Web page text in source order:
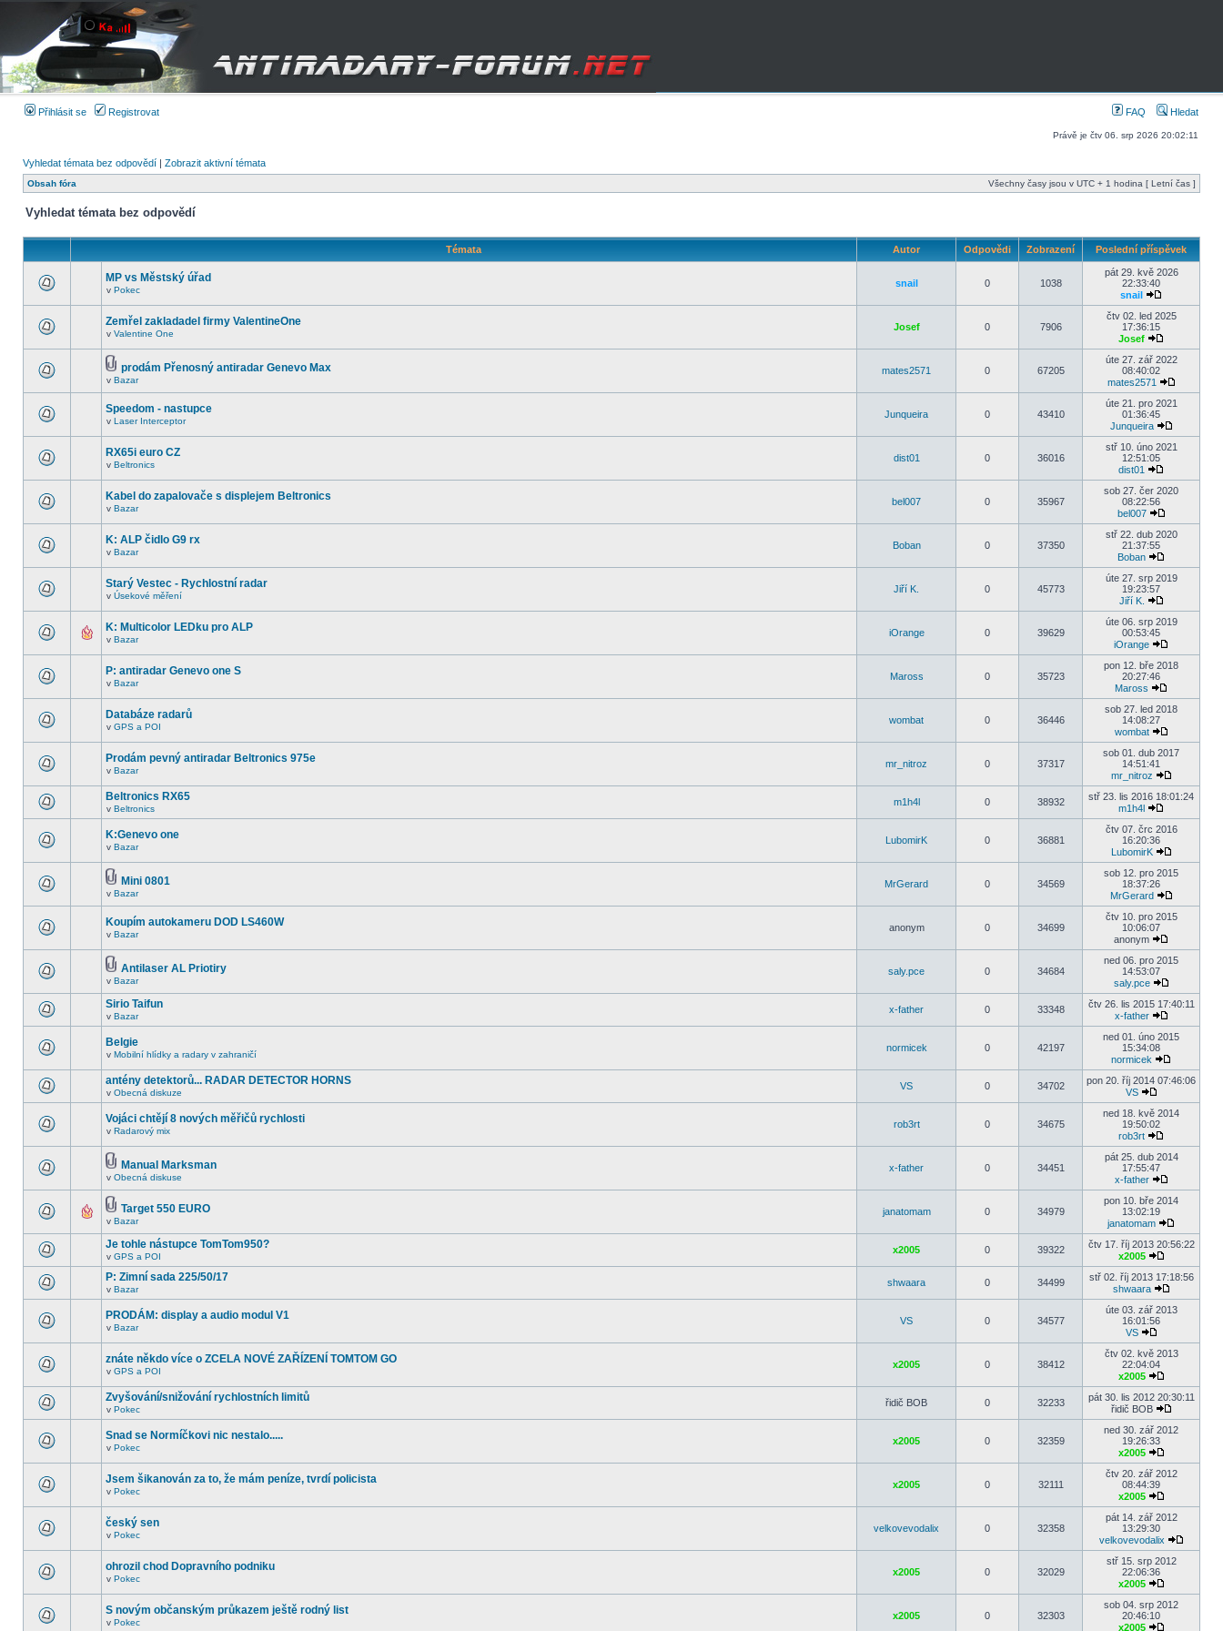
Přihlásit se Registrovat FAQ Hledat
Právě je čtv 06. srp 2026 20:02:11
Vyhledat témata bez odpovědí | Zobrazit aktivní témata
Obsah fóra Všechny časy jsou v UTC + 1 hodina [ Letní čas ]
Vyhledat témata bez odpovědí
Témata Autor Odpovědi Zobrazení Poslední příspěvek
MP vs Městský úřad
v Pokec
snail 0 1038
pát 29. kvě 2026
22:33:40
snail
Zemřel zakladadel firmy ValentineOne
v Valentine One
Josef 0 7906
čtv 02. led 2025
17:36:15
Josef
prodám Přenosný antiradar Genevo Max
v Bazar
mates2571 0 67205
úte 27. zář 2022
08:40:02
mates2571
Speedom - nastupce
v Laser Interceptor
Junqueira 0 43410
úte 21. pro 2021
01:36:45
Junqueira
RX65i euro CZ
v Beltronics
dist01 0 36016
stř 10. úno 2021
12:51:05
dist01
Kabel do zapalovače s displejem Beltronics
v Bazar
bel007 0 35967
sob 27. čer 2020
08:22:56
bel007
K: ALP čidlo G9 rx
v Bazar
Boban 0 37350
stř 22. dub 2020
21:37:55
Boban
Starý Vestec - Rychlostní radar
v Úsekové měření
Jiří K. 0 45773
úte 27. srp 2019
19:23:57
Jiří K.
K: Multicolor LEDku pro ALP
v Bazar
iOrange 0 39629
úte 06. srp 2019
00:53:45
iOrange
P: antiradar Genevo one S
v Bazar
Maross 0 35723
pon 12. bře 2018
20:27:46
Maross
Databáze radarů
v GPS a POI
wombat 0 36446
sob 27. led 2018
14:08:27
wombat
Prodám pevný antiradar Beltronics 975e
v Bazar
mr_nitroz 0 37317
sob 01. dub 2017
14:51:41
mr_nitroz
Beltronics RX65
v Beltronics
m1h4l 0 38932
stř 23. lis 2016 18:01:24
m1h4l
K:Genevo one
v Bazar
LubomirK 0 36881
čtv 07. črc 2016
16:20:36
LubomirK
Mini 0801
v Bazar
MrGerard 0 34569
sob 12. pro 2015
18:37:26
MrGerard
Koupím autokameru DOD LS460W
v Bazar
anonym 0 34699
čtv 10. pro 2015
10:06:07
anonym
Antilaser AL Priotiry
v Bazar
saly.pce 0 34684
ned 06. pro 2015
14:53:07
saly.pce
Sirio Taifun
v Bazar
x-father 0 33348
čtv 26. lis 2015 17:40:11
x-father
Belgie
v Mobilní hlídky a radary v zahraničí
normicek 0 42197
ned 01. úno 2015
15:34:08
normicek
antény detektorů... RADAR DETECTOR HORNS
v Obecná diskuze
VS 0 34702
pon 20. říj 2014 07:46:06
VS
Vojáci chtějí 8 nových měřičů rychlosti
v Radarový mix
rob3rt 0 34675
ned 18. kvě 2014
19:50:02
rob3rt
Manual Marksman
v Obecná diskuse
x-father 0 34451
pát 25. dub 2014
17:55:47
x-father
Target 550 EURO
v Bazar
janatomam 0 34979
pon 10. bře 2014
13:02:19
janatomam
Je tohle nástupce TomTom950?
v GPS a POI
x2005 0 39322
čtv 17. říj 2013 20:56:22
x2005
P: Zimní sada 225/50/17
v Bazar
shwaara 0 34499
stř 02. říj 2013 17:18:56
shwaara
PRODÁM: display a audio modul V1
v Bazar
VS 0 34577
úte 03. zář 2013
16:01:56
VS
znáte někdo více o ZCELA NOVÉ ZAŘÍZENÍ TOMTOM GO
v GPS a POI
x2005 0 38412
čtv 02. kvě 2013
22:04:04
x2005
Zvyšování/snižování rychlostních limitů
v Pokec
řidič BOB 0 32233
pát 30. lis 2012 20:30:11
řidič BOB
Snad se Normíčkovi nic nestalo.....
v Pokec
x2005 0 32359
ned 30. zář 2012
19:26:33
x2005
Jsem šikanován za to, že mám peníze, tvrdí policista
v Pokec
x2005 0 32111
čtv 20. zář 2012
08:44:39
x2005
český sen
v Pokec
velkovevodalix 0 32358
pát 14. zář 2012
13:29:30
velkovevodalix
ohrozil chod Dopravního podniku
v Pokec
x2005 0 32029
stř 15. srp 2012
22:06:36
x2005
S novým občanským průkazem ještě rodný list
v Pokec
x2005 0 32303
sob 04. srp 2012
20:46:10
x2005